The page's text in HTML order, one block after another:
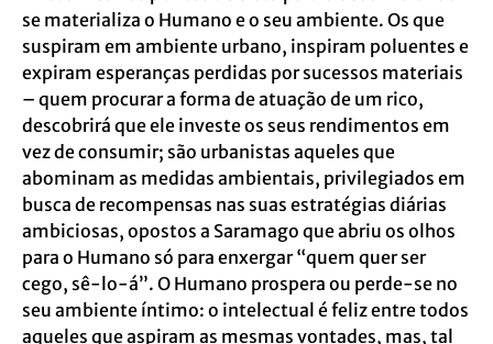
se materializa o Humano e o seu ambiente. Os que
suspiram em ambiente urbano, inspiram poluentes e
expiram esperanças perdidas por sucessos materiais
– quem procurar a forma de atuação de um rico,
descobrirá que ele investe os seus rendimentos em
vez de consumir; são urbanistas aqueles que
abominam as medidas ambientais, privilegiados em
busca de recompensas nas suas estratégias diárias
ambiciosas, opostos a Saramago que abriu os olhos
para o Humano só para enxergar “quem quer ser
cego, sê-lo-á”. O Humano prospera ou perde-se no
seu ambiente íntimo: o intelectual é feliz entre todos
aqueles que aspiram as mesmas vontades, mas, tal